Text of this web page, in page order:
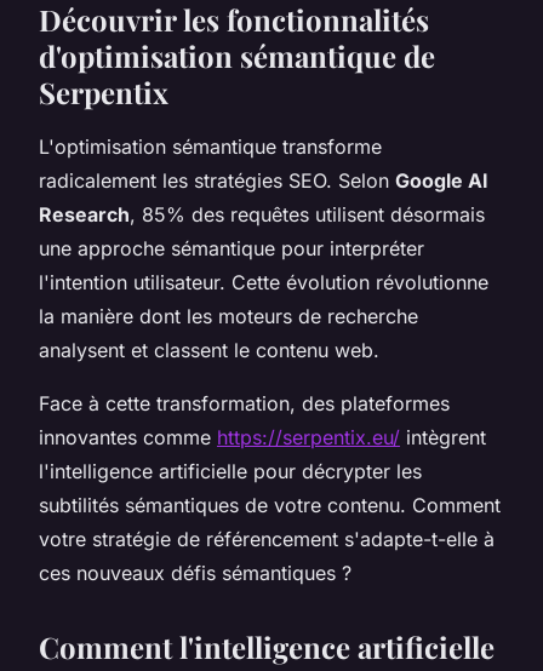
Découvrir les fonctionnalités
d'optimisation sémantique de
Serpentix
L'optimisation sémantique transforme
radicalement les stratégies SEO. Selon Google AI
Research, 85% des requêtes utilisent désormais
une approche sémantique pour interpréter
l'intention utilisateur. Cette évolution révolutionne
la manière dont les moteurs de recherche
analysent et classent le contenu web.
Face à cette transformation, des plateformes
innovantes comme https://serpentix.eu/ intègrent
l'intelligence artificielle pour décrypter les
subtilités sémantiques de votre contenu. Comment
votre stratégie de référencement s'adapte-t-elle à
ces nouveaux défis sémantiques ?
Comment l'intelligence artificielle